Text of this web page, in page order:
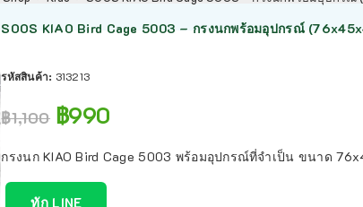
SOOS KIAO Bird Cage 5003 – กรงนกพร้อมอุปกรณ์
รหัสสินค้า: 313213
฿1,100 ฿990
กรงนก KIAO Bird Cage 5003 พร้อมอุปกรณ์ที่จำเป็น ขนาด
ทัก LINE